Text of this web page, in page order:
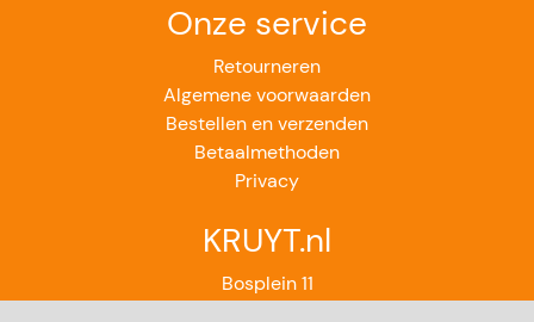
Onze service
Retourneren
Algemene voorwaarden
Bestellen en verzenden
Betaalmethoden
Privacy
KRUYT.nl
Bosplein 11